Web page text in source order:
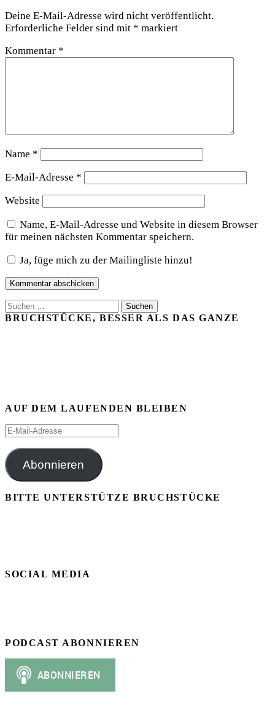
Deine E-Mail-Adresse wird nicht veröffentlicht.
Erforderliche Felder sind mit * markiert
Kommentar *
Name *
E-Mail-Adresse *
Website
Name, E-Mail-Adresse und Website in diesem Browser
für meinen nächsten Kommentar speichern.
Ja, füge mich zu der Mailingliste hinzu!
Suchen
nach:
BRUCHSTÜCKE, BESSER ALS DAS GANZE
AUF DEM LAUFENDEN BLEIBEN
E-
Adresse
Abonnieren
BITTE UNTERSTÜTZE BRUCHSTÜCKE
SOCIAL MEDIA
PODCAST ABONNIEREN